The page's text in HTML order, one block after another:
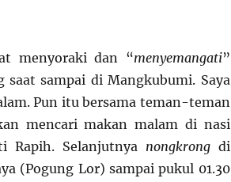
menyoraki dan “menyemangati”
sampai di Mangkubumi. Saya
Pun itu bersama teman-teman
mencari makan malam di nasi
Rapih. Selanjutnya nongkrongdi
(Pogung Lor) sampai pukul 01.30